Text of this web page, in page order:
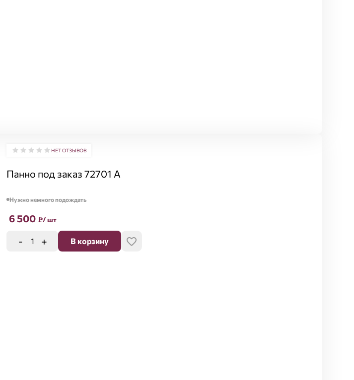
НЕТ ОТЗЫВОВ
Панно под заказ 72701 A
Нужно немного подождать
6 500 ₽/ шт
- + В корзину